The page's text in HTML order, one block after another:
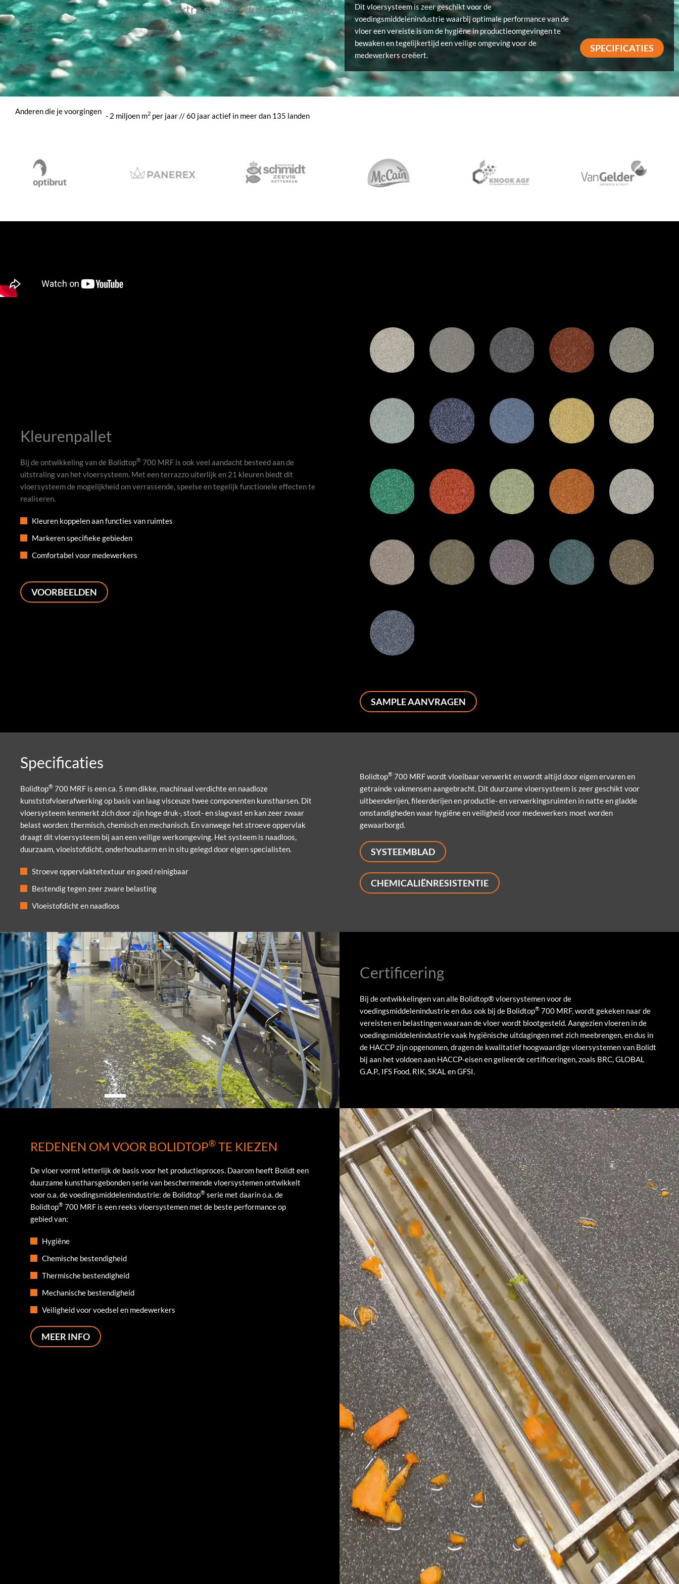
extra stroef - duurzaam - veilig
Dit vloersysteem is zeer geschikt voor de
voedingsmiddelenindustrie waarbij optimale performance van de
vloer een vereiste is om de hygiëne in productieomgevingen te
bewaken en tegelijkertijd een veilige omgeving voor de
medewerkers creëert.
SPECIFICATIES
Anderen die je voorgingen - 2 miljoen m2per jaar // 60 jaar actief in meer dan 135 landen
Kleurenpallet
Bij de ontwikkeling van de Bolidtop® 700 MRF is ook veel aandacht besteed aan de
uitstraling van het vloersysteem. Met een terrazzo uiterlijk en 21 kleuren biedt dit
vloersysteem de mogelijkheid om verrassende, speelse en tegelijk functionele effecten te
realiseren.
Kleuren koppelen aan functies van ruimtes
Markeren specifieke gebieden
Comfortabel voor medewerkers
VOORBEELDEN
SAMPLE AANVRAGEN
Specificaties
Bolidtop® 700 MRF is een ca. 5 mm dikke, machinaal verdichte en naadloze
kunststofvloerafwerking op basis van laag visceuze twee componenten kunstharsen. Dit
vloersysteem kenmerkt zich door zijn hoge druk-, stoot- en slagvast en kan zeer zwaar
belast worden: thermisch, chemisch en mechanisch. En vanwege het stroeve oppervlak
draagt dit vloersysteem bij aan een veilige werkomgeving. Het systeem is naadloos,
duurzaam, vloeistofdicht, onderhoudsarm en in situ gelegd door eigen specialisten.
Stroeve oppervlaktetextuur en goed reinigbaar
Bestendig tegen zeer zware belasting
Vloeistofdicht en naadloos
Bolidtop® 700 MRF wordt vloeibaar verwerkt en wordt altijd door eigen ervaren en
getrainde vakmensen aangebracht. Dit duurzame vloersysteem is zeer geschikt voor
uitbeenderijen, fileerderijen en productie- en verwerkingsruimten in natte en gladde
omstandigheden waar hygiëne en veiligheid voor medewerkers moet worden
gewaarborgd.
SYSTEEMBLAD
CHEMICALIËNRESISTENTIE
Certificering
Bij de ontwikkelingen van alle Bolidtop® vloersystemen voor de
voedingsmiddelenindustrie en dus ook bij de Bolidtop® 700 MRF, wordt gekeken naar de
vereisten en belastingen waaraan de vloer wordt blootgesteld. Aangezien vloeren in de
voedingsmiddelenindustrie vaak hygiënische uitdagingen met zich meebrengen, en dus in
de HACCP zijn opgenomen, dragen de kwalitatief hoogwaardige vloersystemen van Bolidt
bij aan het voldoen aan HACCP-eisen en gelieerde certificeringen, zoals BRC, GLOBAL
G.A.P., IFS Food, RIK, SKAL en GFSI.
REDENEN OM VOOR BOLIDTOP® TE KIEZEN
De vloer vormt letterlijk de basis voor het productieproces. Daarom heeft Bolidt een
duurzame kunstharsgebonden serie van beschermende vloersystemen ontwikkelt
voor o.a. de voedingsmiddelenindustrie: de Bolidtop® serie met daarin o.a. de
Bolidtop® 700 MRF is een reeks vloersystemen met de beste performance op
gebied van:
Hygiëne
Chemische bestendigheid
Thermische bestendigheid
Mechanische bestendigheid
Veiligheid voor voedsel en medewerkers
MEER INFO